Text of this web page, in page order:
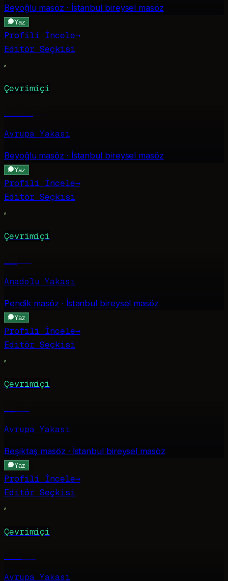
Beyoğlumasöz · İstanbul bireysel masöz
Yaz
Profili İncele→
Editör Seçkisi
Çevrimiçi
Avrupa Yakası
Beyoğlumasöz · İstanbul bireysel masöz
Yaz
Profili İncele→
Editör Seçkisi
Çevrimiçi
Anadolu Yakası
Pendik masöz · İstanbul bireysel masöz
Yaz
Profili İncele→
Editör Seçkisi
Çevrimiçi
Avrupa Yakası
Beşiktaş masöz · İstanbul bireysel masöz
Yaz
Profili İncele→
Editör Seçkisi
Çevrimiçi
Avrupa Yakası